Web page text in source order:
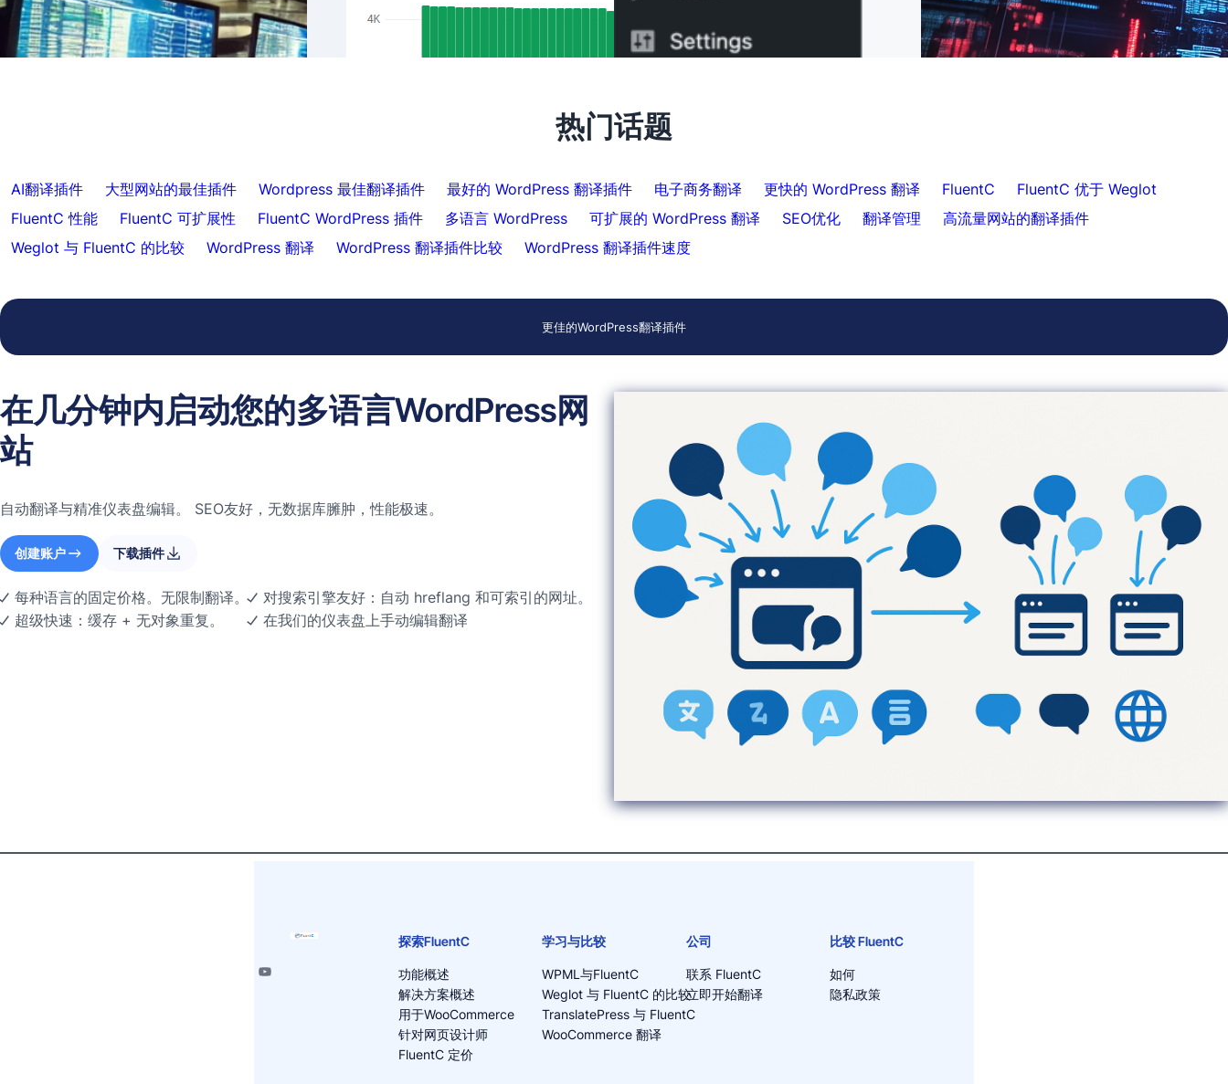
使用 FluentC 跳过特定内容的翻译
真正的SEO结果：FluentC的Hreflang支持自
为客户提供轻松的网站翻译
热门话题
AI翻译插件 大型网站的最佳插件 Wordpress 最佳翻译插件 最好的 WordPress 翻译插件 电子商务翻译 更快的 WordPress 翻译 FluentC
FluentC 优于 Weglot
FluentC 性能
FluentC 可扩展性 FluentC WordPress 插件 多语言 WordPress 可扩展的 WordPress 翻译 SEO优化 翻译管理
高流量网站的翻译插件
Weglot 与 FluentC 的比较
WordPress 翻译 WordPress 翻译插件比较 WordPress 翻译插件速度
更佳的WordPress翻译插件
在几分钟内启动您的多语言WordPress网
站
自动翻译与精准仪表盘编辑。 SEO友好，无数据库臃肿，性能极速。
创建账户 下载插件
每种语言的固定价格。无限制翻译。
超级快速：缓存 + 无对象重复。
对搜索引擎友好：自动 hreflang 和可索引的网址。
在我们的仪表盘上手动编辑翻译
探索FluentC
功能概述
解决方案概述
用于WooCommerce
针对网页设计师
FluentC 定价
学习与比较
WPML与FluentC
Weglot 与 FluentC 的比较
TranslatePress 与 FluentC
WooCommerce 翻译
公司
联系 FluentC
立即开始翻译
比较 FluentC
如何
隐私政策